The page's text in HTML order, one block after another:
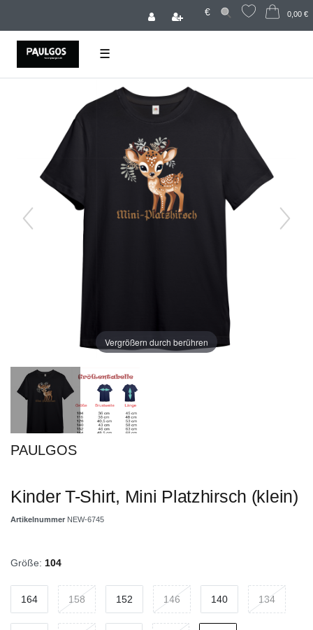
€ 0,00 €
☰
Vergrößern durch berühren
PAULGOS
Kinder T-Shirt, Mini Platzhirsch (klein)
Artikelnummer NEW-6745
Größe: 104
164 158 152 146 140 134